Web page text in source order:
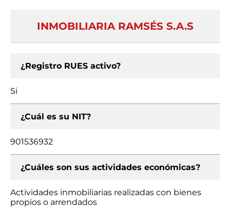
INMOBILIARIA RAMSÉS S.A.S
¿Registro RUES activo?
Si
¿Cuál es su NIT?
901536932
¿Cuáles son sus actividades económicas?
Actividades inmobiliarias realizadas con bienes
propios o arrendados